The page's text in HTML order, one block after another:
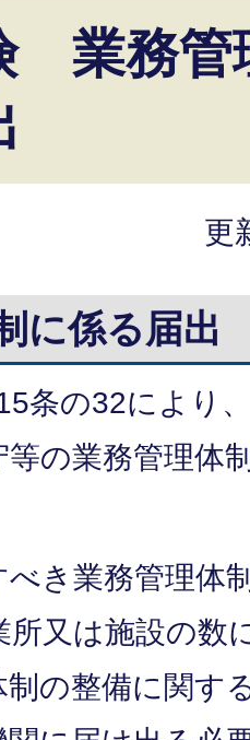
業務管
更
に係る届出
条の32により
等の業務管理体
き業務管理体
所又は施設の数
制の整備に関す